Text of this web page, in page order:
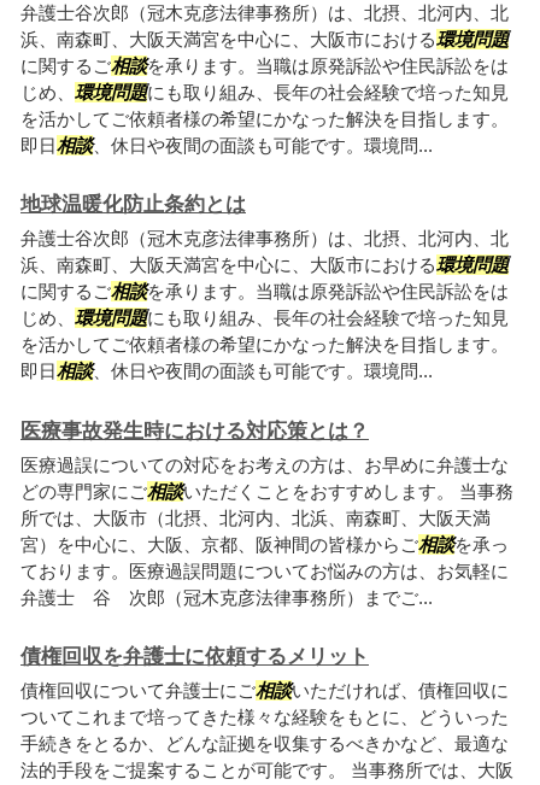
弁護士谷次郎（冠木克彦法律事務所）は、北摂、北河内、北
浜、南森町、大阪天満宮を中心に、大阪市における環境問題
に関するご相談を承ります。当職は原発訴訟や住民訴訟をは
じめ、 環境問題にも取り組み、長年の社会経験で培った知見
を活かしてご依頼者様の希望にかなった解決を目指します。
即日相談、休日や夜間の面談も可能です。環境問...
地球温暖化防止条約とは
弁護士谷次郎（冠木克彦法律事務所）は、北摂、北河内、北
浜、南森町、大阪天満宮を中心に、大阪市における環境問題
に関するご相談を承ります。当職は原発訴訟や住民訴訟をは
じめ、 環境問題にも取り組み、長年の社会経験で培った知見
を活かしてご依頼者様の希望にかなった解決を目指します。
即日相談、休日や夜間の面談も可能です。環境問...
医療事故発生時における対応策とは？
医療過誤についての対応をお考えの方は、お早めに弁護士な
どの専門家にご相談いただくことをおすすめします。 当事務
所では、大阪市（北摂、北河内、北浜、南森町、大阪天満
宮）を中心に、大阪、京都、阪神間の皆様からご相談を承っ
ております。医療過誤問題についてお悩みの方は、お気軽に
弁護士 谷 次郎（冠木克彦法律事務所）までご...
債権回収を弁護士に依頼するメリット
債権回収について弁護士にご相談いただければ、債権回収に
ついてこれまで培ってきた様々な経験をもとに、どういった
手続きをとるか、どんな証拠を収集するべきかなど、最適な
法的手段をご提案することが可能です。 当事務所では、大阪